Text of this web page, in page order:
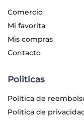
Comercio
Mi favorita
Mis compras
Contacto
Politicas
Política de
Politica de